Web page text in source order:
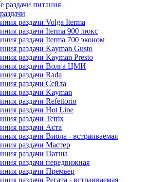
раздачи питания
раздачи Volga Iterma
раздачи Iterma 900 люкс
раздачи Iterma 700 эконом
раздачи Kayman Gusto
раздачи Kayman Presto
раздачи Волга ЦМИ
раздачи Rada
раздачи Сейла
раздачи Kayman
раздачи Refettorio
раздачи Hot Line
раздачи Tetrix
раздачи Аста
раздачи Виола - встраиваемая
раздачи Мастер
раздачи Патша
раздачи передвижная
раздачи Премьер
раздачи Регата - встраиваемая